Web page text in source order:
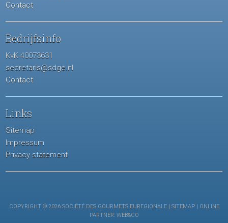
Contact
Bedrijfsinfo
KvK 40073631
secretaris@sdge.nl
Contact
Links
Sitemap
Impressum
Privacy statement
COPYRIGHT © 2026 SOCIÉTÉ DES GOURMETS EUREGIONALE | SITEMAP| ONLINE
PARTNER: WEB&CO